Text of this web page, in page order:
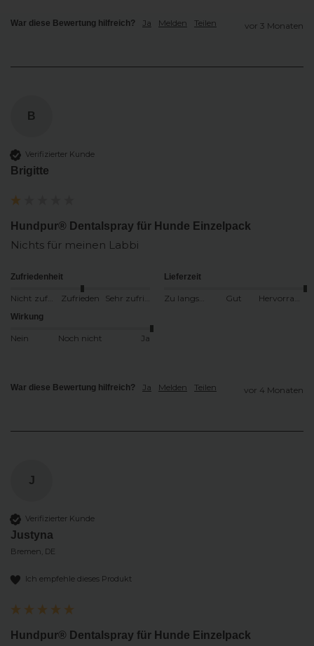
War diese Bewertung hilfreich? Ja Melden Teilen vor 3 Monaten
B
Verifizierter Kunde
Brigitte
Hundpur® Dentalspray für Hunde Einzelpack
Nichts für meinen Labbi
Zufriedenheit
Nicht zufrieden Zufrieden Sehr zufrieden
Lieferzeit
Zu langsam Gut Hervorragend
Wirkung
Nein Noch nicht Ja
War diese Bewertung hilfreich? Ja Melden Teilen vor 4 Monaten
J
Verifizierter Kunde
Justyna
Bremen, DE
Ich empfehle dieses Produkt
Hundpur® Dentalspray für Hunde Einzelpack